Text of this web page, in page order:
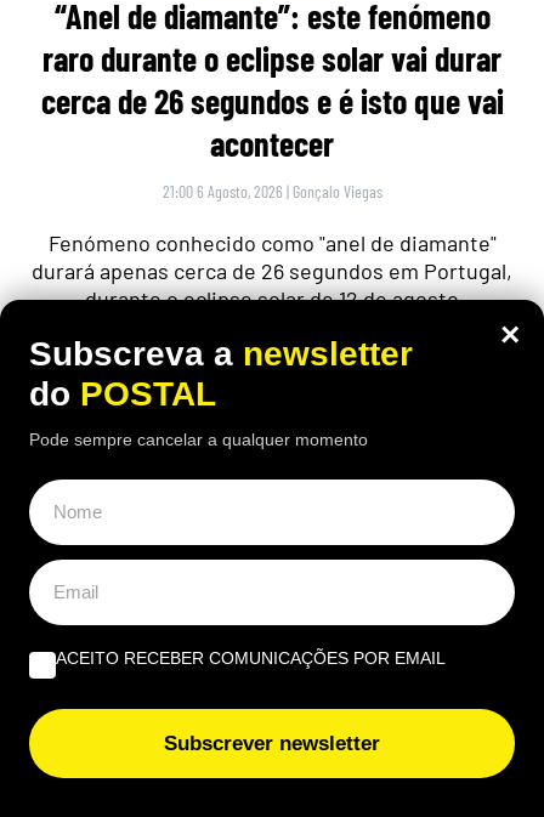
“Anel de diamante”: este fenómeno
raro durante o eclipse solar vai durar
cerca de 26 segundos e é isto que vai
acontecer
21:00 6 Agosto, 2026 | Gonçalo Viegas
Fenómeno conhecido como "anel de diamante"
durará apenas cerca de 26 segundos em Portugal,
durante o eclipse solar de 12 de agosto
EUROPA
Nem aviões nem helicópteros: pastor
×
Subscreva a newsletter
do POSTAL
Pode sempre cancelar a qualquer momento
ACEITO RECEBER COMUNICAÇÕES POR EMAIL
Subscrever newsletter